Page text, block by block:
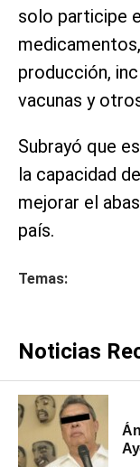
solo participe
producción,
vacunas y
Subrayó que
la capacidad
mejorar el
país.
Temas:
Noticias